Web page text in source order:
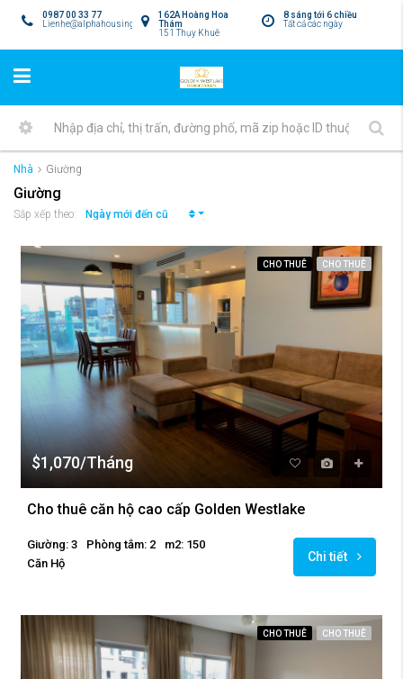
8 sáng tới 6 chiều
Tất cả các ngày
162A Hoàng Hoa
Thám
151 Thụy Khuê
0987 00 33 77
Lienhe@alphahousing.vn
Nhà Giường
Giường
Sắp xếp theo: Ngày mới đến cũ
CHO THUÊ CHO THUÊ
$1,070/Tháng
Cho thuê căn hộ cao cấp Golden Westlake
Giường: 3 Phòng tắm: 2
m2: 150
Căn Hộ
Chi tiết
CHO THUÊ CHO THUÊ